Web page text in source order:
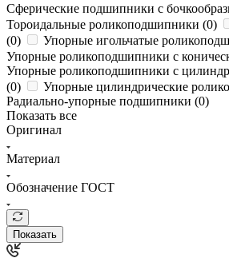
Сферические подшипники с
Тороидальные роликоподшипники (0)
(0) Упорные игольчатые
Упорные роликоподшипники с
Упорные роликоподшипники с
(0) Упорные цилиндрические
Радиально-упорные подшипники (0)
Показать все
Оригинал
Материал
Обозначение ГОСТ
Показать